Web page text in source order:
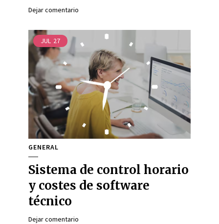
Dejar comentario
JUL 27
GENERAL
Sistema de control horario
y costes de software
técnico
Dejar comentario